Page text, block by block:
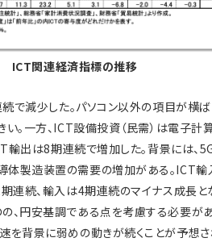
ICT関連経済指標の推移
で減少した。パソコン以外の項目が横
。一方、ICT設備投資（民需）は電子
輸出は8期連続で増加した。背景には、
製造装置の需要の増加がある。ICT
連続、輸入は4期連続のマイナス成長と
、円安基調である点を考慮する必要が
を背景に弱めの動きが続くことが予想さ